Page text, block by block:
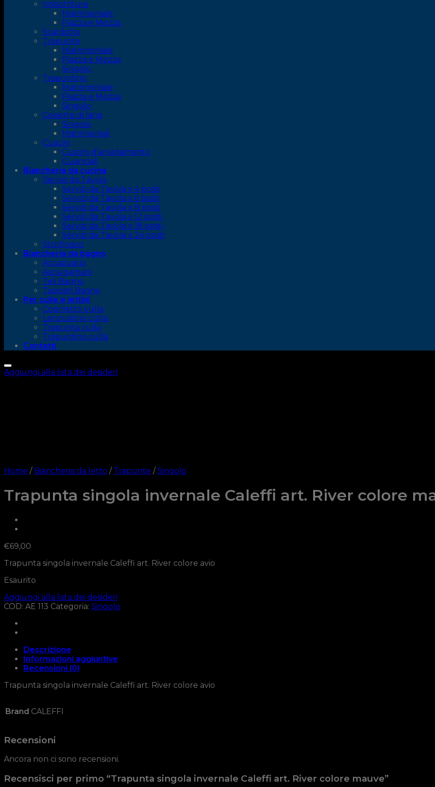
Imbottiture
Matrimoniale
Piazza e Mezza
Scaldotto
Trapunte
Matrimoniale
Piazza e Mezza
Singolo
Trapuntino
Matrimoniale
Piazza e Mezza
Singolo
Coperte di lana
Singole
Matrimoniali
Cuscini
Cuscini d’arredamento
Guanciali
Biancheria da cucina
Servizi da Tavola
Servizi da Tavola x 4 posti
Servizi da Tavola x 6 posti
Servizi da Tavola x 8 posti
Servizi da Tavola x 12 posti
Servizi da Tavola x 18 posti
Servizi da Tavola x 24 posti
Strofinacci
Biancheria da bagno
Accappatoi
Asciugamani
Teli Bagno
Tappeti Bagno
Per culle e lettini
Copriletto culla
Lenzuolino culla
Trapunta culla
Trapuntino culla
Contatti
Aggiungi alla lista dei desideri
Home / Biancheria da letto / Trapunte / Singolo
Trapunta singola invernale Caleffi art. River colore
€69,00
Trapunta singola invernale Caleffi art. River colore avio
Esaurito
Aggiungi alla lista dei desideri
COD: AE 113 Categoria: Singolo
Descrizione
Informazioni aggiuntive
Recensioni (0)
Trapunta singola invernale Caleffi art. River colore avio
Brand CALEFFI
Recensioni
Ancora non ci sono recensioni.
Recensisci per primo “Trapunta singola invernale Caleffi art. River colore mauve”